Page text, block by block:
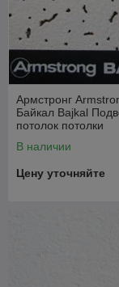
Армстронг
Байкал Bajkal
потолок потолки
Armstrong в
В наличии
Цену уточняйте